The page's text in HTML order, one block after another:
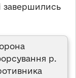
завершились
р.